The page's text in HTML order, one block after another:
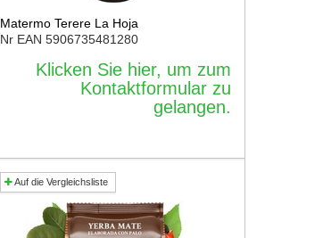
Matermo Terere La Hoja
Nr EAN 5906735481280
Klicken Sie hier, um zum
Kontaktformular zu
gelangen.
Auf die Vergleichsliste